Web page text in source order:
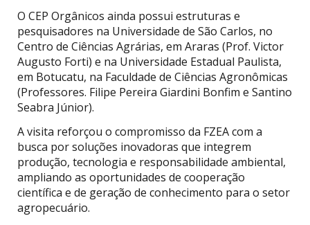
O CEP Orgânicos ainda possui estruturas e
pesquisadores na Universidade de São Carlos, no
Centro de Ciências Agrárias, em Araras (Prof. Victor
Augusto Forti) e na Universidade Estadual Paulista,
em Botucatu, na Faculdade de Ciências Agronômicas
(Professores. Filipe Pereira Giardini Bonfim e Santino
Seabra Júnior).
A visita reforçou o compromisso da FZEA com a
busca por soluções inovadoras que integrem
produção, tecnologia e responsabilidade ambiental,
ampliando as oportunidades de cooperação
científica e de geração de conhecimento para o setor
agropecuário.